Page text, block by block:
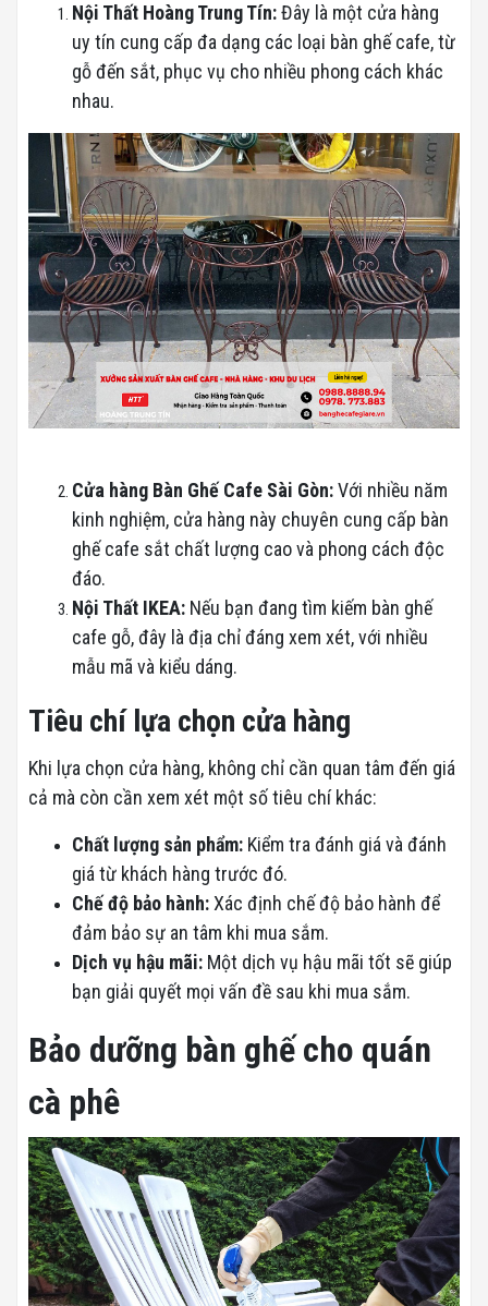
Nội Thất Hoàng Trung Tín:Đây là một cửa hàng
uy tín cung cấp đa dạng các loại bàn ghế cafe, từ
gỗ đến sắt, phục vụ cho nhiều phong cách khác
nhau.
Cửa hàng Bàn Ghế Cafe Sài Gòn:Với nhiều năm
kinh nghiệm, cửa hàng này chuyên cung cấp bàn
ghế cafe sắt chất lượng cao và phong cách độc
đáo.
Nội Thất IKEA: Nếu bạn đang tìm kiếm bàn ghế
cafe gỗ, đây là địa chỉ đáng xem xét, với nhiều
mẫu mã và kiểu dáng.
Tiêu chí lựa chọn cửa hàng
Khi lựa chọn cửa hàng, không chỉ cần quan tâm đến giá
cả mà còn cần xem xét một số tiêu chí khác:
Chất lượng sản phẩm: Kiểm tra đánh giá và đánh
giá từ khách hàng trước đó.
Chế độ bảo hành:Xác định chế độ bảo hành để
đảm bảo sự an tâm khi mua sắm.
Dịch vụ hậu mãi: Một dịch vụ hậu mãi tốt sẽ giúp
bạn giải quyết mọi vấn đề sau khi mua sắm.
Bảo dưỡng bàn ghế cho quán
cà phê